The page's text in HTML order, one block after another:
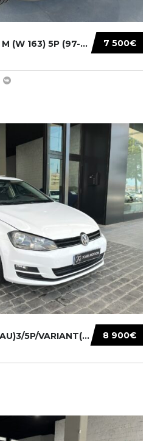
7 500€
MERCEDES BENZ CLASE M (W 163) 5P (97-05) 200...
8 900€
VOLKSWAGEN GOLF VII(AU)3/5P/VARIANT(12-16 20...